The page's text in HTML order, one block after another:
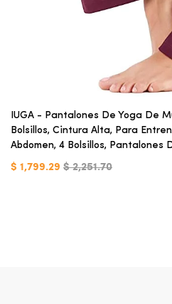
IUGA - Pantalones De Yoga De
Bolsillos, Cintura Alta, Para
Abdomen, 4 Bolsillos, Pantalones
$ 1,799.29 $ 2,251.70